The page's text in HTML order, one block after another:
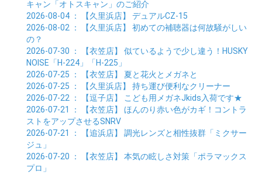
01月 (33)
03月 (7)
02月 (7)
01月 (9)
キャン「オトスキャン」のご紹介
2026-08-04 ： 【久里浜店】 デュアルCZ-15
2026-08-02 ： 【久里浜店】 初めての補聴器は何故騒がしい
の？
2026-07-30 ： 【衣笠店】 似ているようで少し違う！HUSKY
NOISE「H-224」「H-225」
2026-07-25 ： 【衣笠店】 夏と花火とメガネと
2026-07-25 ： 【久里浜店】 持ち運び便利なクリーナー
2026-07-22 ： 【逗子店】
こども用メガネJkids入荷です★
2026-07-21
： 【衣笠店】 ほんのり赤い色がカギ！コントラ
ストをアップさせるSNRV
2026-07-21
： 【追浜店】 調光レンズと相性抜群「ミクサー
ジュ」
2026-07-20 ： 【衣笠店】 本気の眩しさ対策「ポラマックス
プロ」